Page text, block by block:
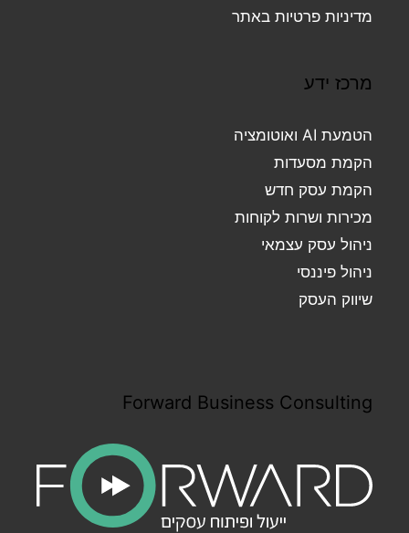
מדיניות פרטיות באתר
מרכז ידע
הטמעת AI ואוטומציה
הקמת מסעדות
הקמת עסק חדש
מכירות ושרות לקוחות
ניהול עסק עצמאי
ניהול פיננסי
שיווק העסק
Forward Business Consulting